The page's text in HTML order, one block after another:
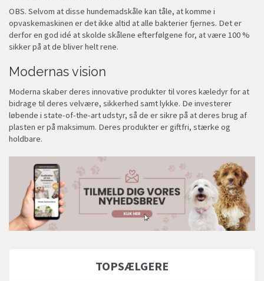
OBS. Selvom at disse hundemadskåle kan tåle, at komme i
opvaskemaskinen er det ikke altid at alle bakterier fjernes. Det er
derfor en god idé at skolde skålene efterfølgene for, at være 100 %
sikker på at de bliver helt rene.
Modernas vision
Moderna skaber deres innovative produkter til vores kæledyr for at
bidrage til deres velvære, sikkerhed samt lykke. De investerer
løbende i state-of-the-art udstyr, så de er sikre på at deres brug af
plasten er på maksimum. Deres produkter er giftfri, stærke og
holdbare.
TOPSÆLGERE